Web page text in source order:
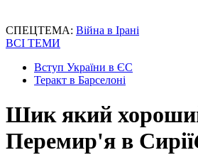
СПЕЦТЕМА: Війна в Ірані
ВСІ ТЕМИ
Вступ України в ЄС
Теракт в Барселоні
Шик який
Перемир'я в Сирії